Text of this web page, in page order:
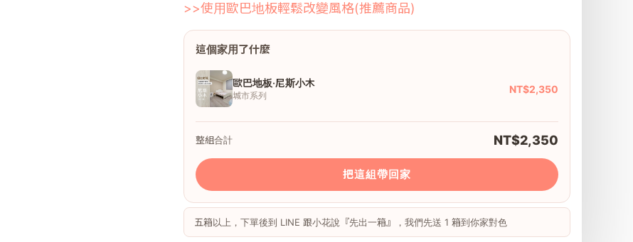
>>使用歐巴地板輕鬆改變風格(推薦商品)
這個家用了什麼
歐巴地板·尼斯小木
城市系列
NT$2,350
整組合計 NT$2,350
把這組帶回家
五箱以上，下單後到 LINE 跟小花說『先出一箱』，我們先送 1 箱到你家對色